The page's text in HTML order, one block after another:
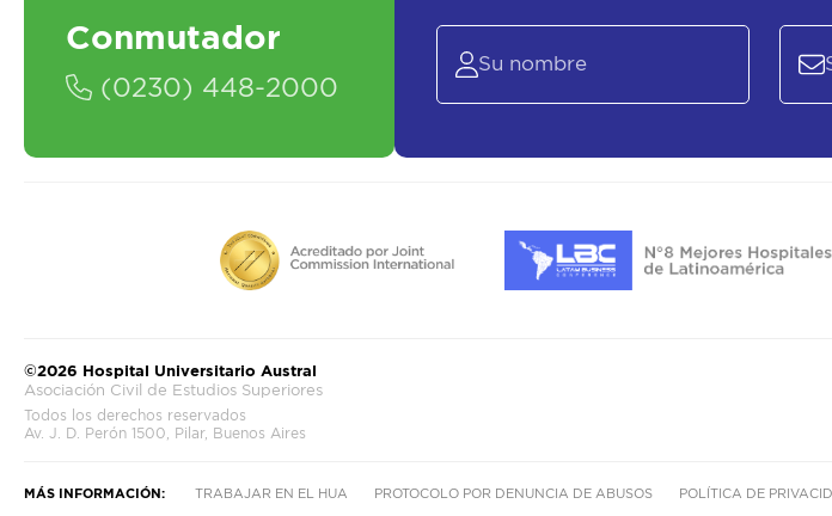
Conmutador
(0230) 448-2000
©2026 Hospital Universitario Austral
Asociación Civil de Estudios Superiores
Todos los derechos reservados
Av. J. D. Perón 1500, Pilar, Buenos Aires
MÁS INFORMACIÓN: TRABAJAR EN EL HUA PROTOCOLO POR DENUNCIA DE ABUSOS POLÍTICA DE